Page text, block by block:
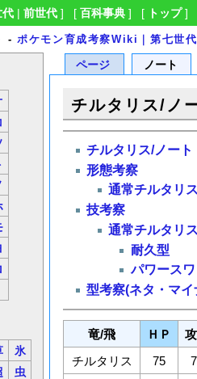
代| 前世代] [ 百科事典] [ トップ]
- ポケモン育成考察Wiki｜第七世
氷
虫
ページ ノート
チルタリス/ノ
チルタリス/ノート
形態考察
通常チルタリス
技考察
通常チルタリス
耐久型
パワース
型考察(ネタ・マイ
竜/飛 ＨＰ
チルタリス
75